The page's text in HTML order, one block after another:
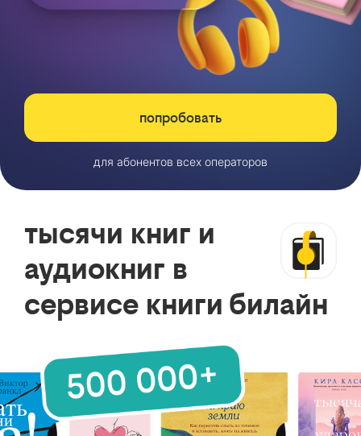
попробовать
для абонентов всех операторов
тысячи книг и
аудиокниг в
сервисе книги билайн